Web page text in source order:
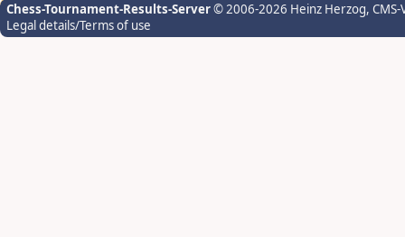
Chess-Tournament-Results-Server© 2006-2026 Heinz Herzog,
Legal details/Terms of use